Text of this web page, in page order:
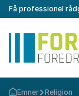
Få professionel
Emner Religion